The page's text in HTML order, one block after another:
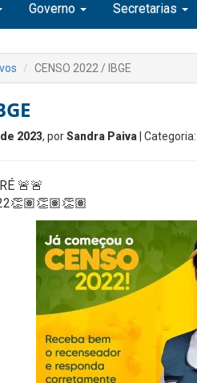
Governo Secretarias
CENSO 2022 / IBGE
2023, porSandra Paiva | Categoria:
🚨🚨